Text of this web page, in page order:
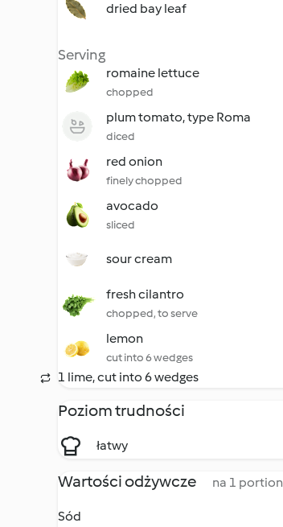
dried bay leaf
Serving
romaine lettuce
chopped
plum tomato, type Roma
diced
red onion
finely chopped
avocado
sliced
sour cream
fresh cilantro
chopped, to serve
lemon
cut into 6 wedges
1 lime, cut into 6 wedges
Poziom trudności
łatwy
Wartości odżywcze na 1 portion
Sód